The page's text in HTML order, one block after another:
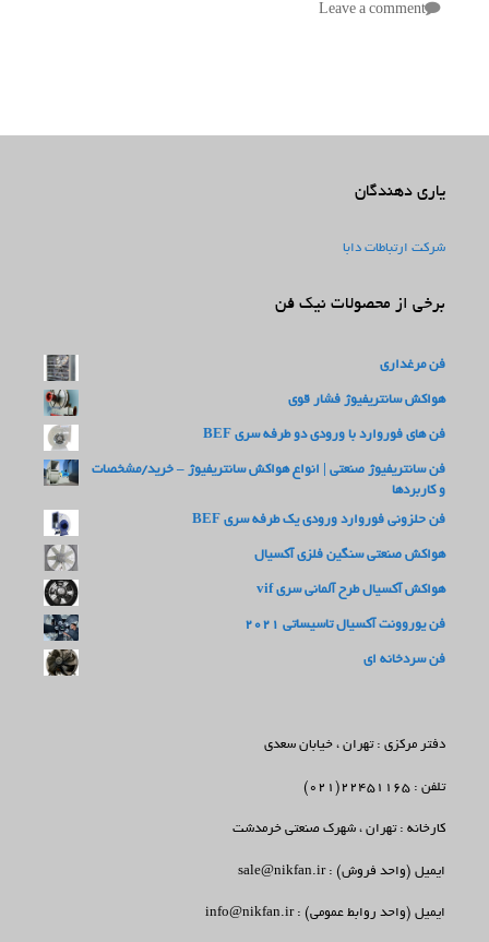
Leave a comment
یاری دهندگان
شرکت ارتباطات دابا
برخی از محصولات نیک فن
فن مرغداری
هواکش سانتریفیوژ فشار قوی
فن های فوروارد با ورودی دو طرفه سری BEF
فن سانتریفیوژ صنعتی | انواع هواکش سانتریفیوژ – خرید/مشخصات
و کاربردها
فن حلزونی فوروارد ورودی یک طرفه سری BEF
هواکش صنعتی سنگین فلزی آکسیال
هواکش آکسیال طرح آلمانی سری vif
فن یوروونت آکسیال تاسیساتی 2021
فن سردخانه ای
دفتر مرکزی : تهران ، خیابان سعدی
تلفن : 22451165(021)
کارخانه : تهران ، شهرک صنعتی خرمدشت
ایمیل (واحد فروش) : sale@nikfan.ir
ایمیل (واحد روابط عمومی) : info@nikfan.ir